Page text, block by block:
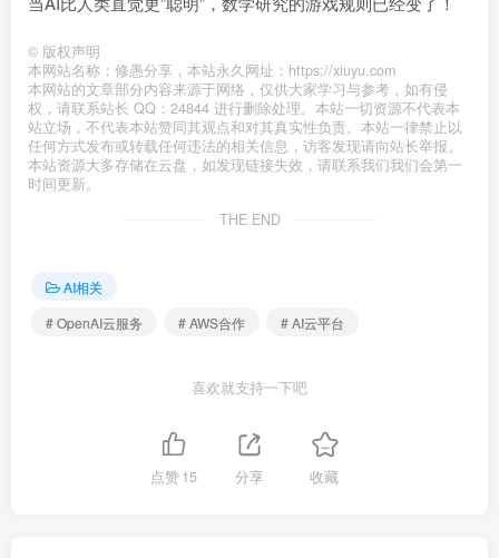
© 版权声明
本网站名称：修愚分享，本站永久网址：https://xiuyu.com
本网站的文章部分内容来源于网络，仅供大家学习与参考，如有侵
权，请联系站长 QQ：24844 进行删除处理。本站一切资源不代表本
站立场，不代表本站赞同其观点和对其真实性负责。本站一律禁止以
任何方式发布或转载任何违法的相关信息，访客发现请向站长举报。
本站资源大多存储在云盘，如发现链接失效，请联系我们我们会第一
时间更新。
THE END
AI相关
# OpenAI云服务
# AWS合作 # AI云平台
喜欢就支持一下吧
点赞15 分享 收藏